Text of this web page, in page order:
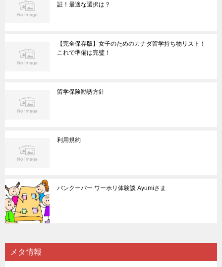
証！最適な選択は？
【完全保存版】女子のためのカナダ留学持ち物リスト！
これで準備は完璧！
留学保険勧誘方針
利用規約
バンクーバー ワーホリ体験談 Ayumiさま
メタ情報